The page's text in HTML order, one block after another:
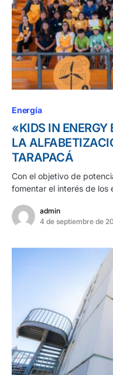
Energía
«KIDS IN
LA
TARAPACÁ
Con el objetivo de
fomentar el interés de los
admin
4 de septiembre de